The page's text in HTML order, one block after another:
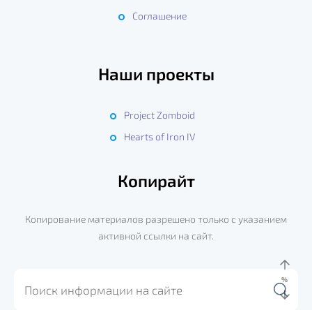
Соглашение
Наши проекты
Project Zomboid
Hearts of Iron IV
Копирайт
Копирование материалов разрешено только с указанием
активной ссылки на сайт.
%